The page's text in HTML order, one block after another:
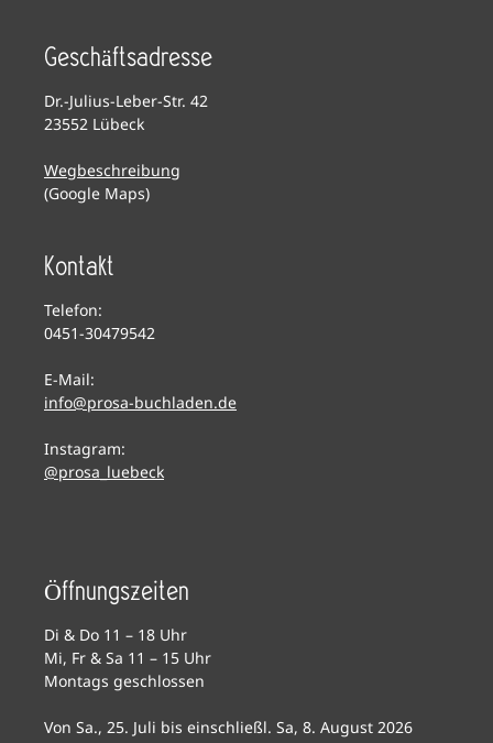
Geschäftsadresse
Dr.-Julius-Leber-Str. 42
23552 Lübeck
Wegbeschreibung
(Google Maps)
Kontakt
Telefon:
0451-30479542
E-Mail:
info@prosa-buchladen.de
Instagram:
@prosa_luebeck
Öffnungszeiten
Di & Do 11 – 18 Uhr
Mi, Fr & Sa 11 – 15 Uhr
Montags geschlossen
Von Sa., 25. Juli bis einschließl. Sa, 8. August 2026